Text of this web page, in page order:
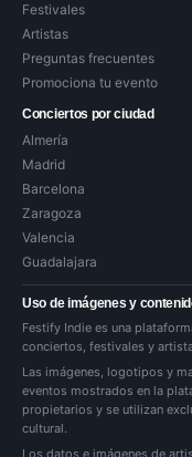
Festivales
Artistas
Preguntas frecuentes
Promociona tu evento
Conciertos por ciudad
Almería
Madrid
Barcelona
Zaragoza
Valencia
Guadalajara
Uso de imágenes y
Festify Indie es una
conciertos, festivales y
Las imágenes, logotipos y
eventos mostrados en la
propietarios y se utilizan
cultural.
Los datos e imágenes de